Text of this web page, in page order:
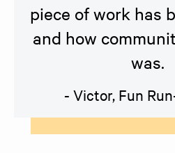
piece of work has
and how
was.
- Victor, Fun